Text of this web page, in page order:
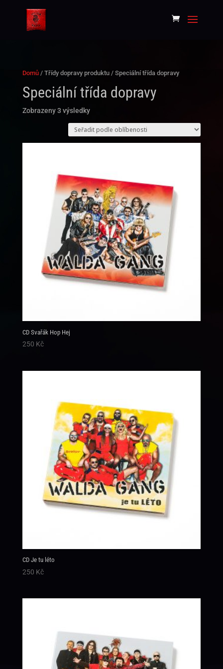
Domů/ Třídy dopravy produktu / Speciální třída dopravy
Speciální třída dopravy
Zobrazeny 3 výsledkySeřazeno
oblíbenosti
CD Svařák Hop Hej
250 Kč
CD Je tu léto
250 Kč